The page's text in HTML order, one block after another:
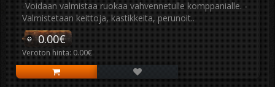
-Voidaan valmistaa ruokaa vahvennetulle komppanialle. -
Valmistetaan keittoja, kastikkeita, perunoit..
0.00€
Veroton hinta: 0.00€